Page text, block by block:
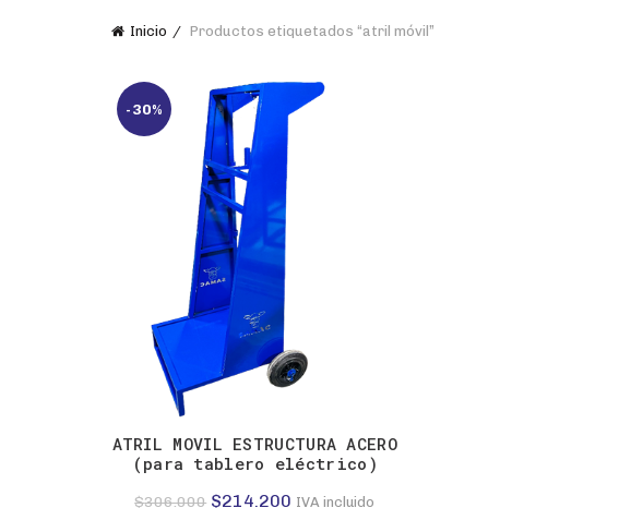
Inicio Productos etiquetados “atril móvil”
-30%
ATRIL MOVIL ESTRUCTURA ACERO
(para tablero eléctrico)
$306.000 El
$214.200 El
IVA incluido